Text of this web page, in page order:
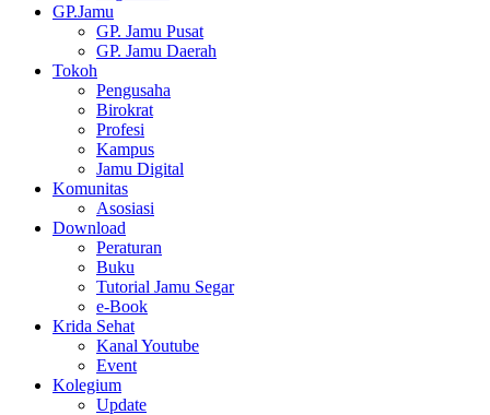
GP.Jamu
GP. Jamu Pusat
GP. Jamu Daerah
Tokoh
Pengusaha
Birokrat
Profesi
Kampus
Jamu Digital
Komunitas
Asosiasi
Download
Peraturan
Buku
Tutorial Jamu Segar
e-Book
Krida Sehat
Kanal Youtube
Event
Kolegium
Update